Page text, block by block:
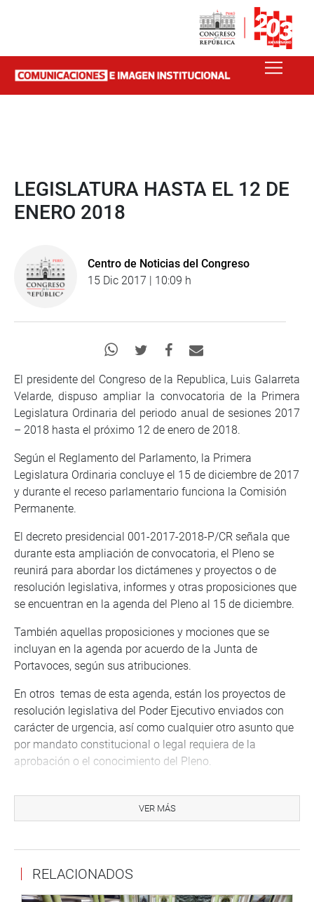
LEGISLATURA HASTA EL 12 DE
ENERO 2018
Centro de Noticias del Congreso
15 Dic 2017 | 10:09 h
El presidente del Congreso de la Republica, Luis Galarreta
Velarde, dispuso ampliar la convocatoria de la Primera
Legislatura Ordinaria del periodo anual de sesiones 2017
– 2018 hasta el próximo 12 de enero de 2018.
Según el Reglamento del Parlamento, la Primera
Legislatura Ordinaria concluye el 15 de diciembre de 2017
y durante el receso parlamentario funciona la Comisión
Permanente.
El decreto presidencial 001-2017-2018-P/CR señala que
durante esta ampliación de convocatoria, el Pleno se
reunirá para abordar los dictámenes y proyectos o de
resolución legislativa, informes y otras proposiciones que
se encuentran en la agenda del Pleno al 15 de diciembre.
También aquellas proposiciones y mociones que se
incluyan en la agenda por acuerdo de la Junta de
Portavoces, según sus atribuciones.
En otros temas de esta agenda, están los proyectos de
resolución legislativa del Poder Ejecutivo enviados con
carácter de urgencia, así como cualquier otro asunto que
por mandato constitucional o legal requiera de la
aprobación o el conocimiento del Pleno.
PRENSA-CONGRESO 15-12-17
VER MÁS
RELACIONADOS